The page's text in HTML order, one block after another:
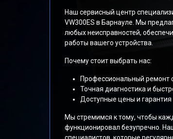
Наш сервисный центр
VW300ES в Барнауле. Мы
любых неисправностей,
работы вашего устройства.
Почему стоит выбрать нас:
Профессиональный ремонт
Точная диагностика и
Доступные цены и гарантия
Мы стремимся к тому, чтобы
функционировал безупречно.